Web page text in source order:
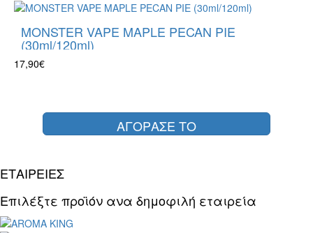
MONSTER VAPE MAPLE PECAN PIE
(30ml/120ml)
17,90€
ΑΓΟΡΑΣΕ ΤΟ
ΕΤΑΙΡΕΙΕΣ
Επιλέξτε προϊόν ανα δημοφιλή εταιρεία